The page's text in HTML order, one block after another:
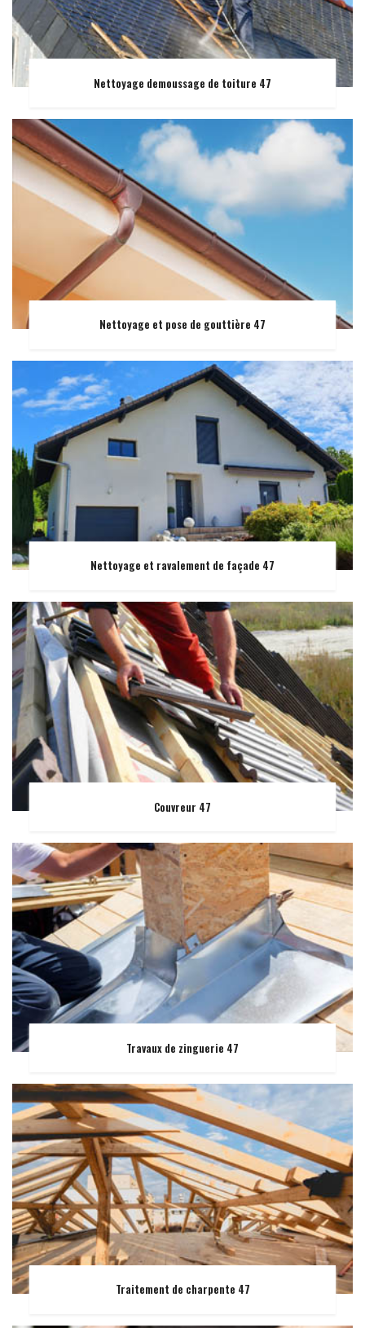
Nettoyage demoussage de toiture 47
Nettoyage et pose de gouttière 47
Nettoyage et ravalement de façade 47
Couvreur 47
Travaux de zinguerie 47
Traitement de charpente 47